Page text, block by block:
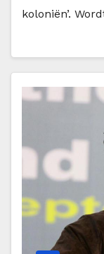
koloniën’.